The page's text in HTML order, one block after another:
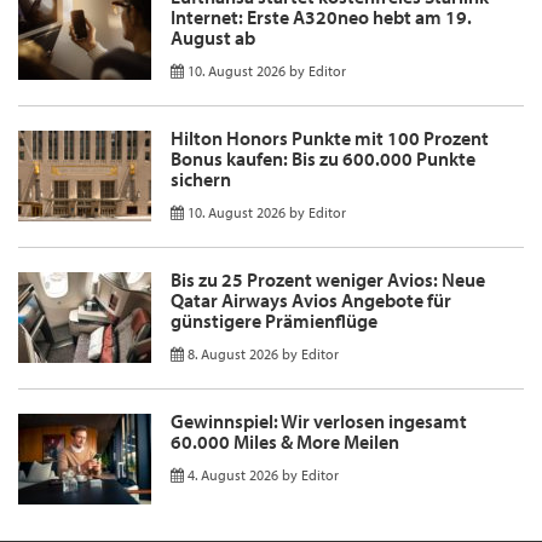
Internet: Erste A320neo hebt am 19.
August ab
10. August 2026 by Editor
Hilton Honors Punkte mit 100 Prozent
Bonus kaufen: Bis zu 600.000 Punkte
sichern
10. August 2026 by Editor
Bis zu 25 Prozent weniger Avios: Neue
Qatar Airways Avios Angebote für
günstigere Prämienflüge
8. August 2026 by Editor
Gewinnspiel: Wir verlosen ingesamt
60.000 Miles & More Meilen
4. August 2026 by Editor